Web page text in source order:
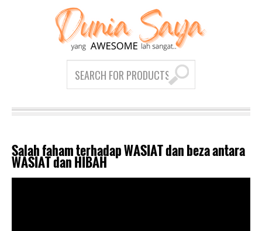
Salah faham terhadap WASIAT dan beza antara
WASIAT dan HIBAH